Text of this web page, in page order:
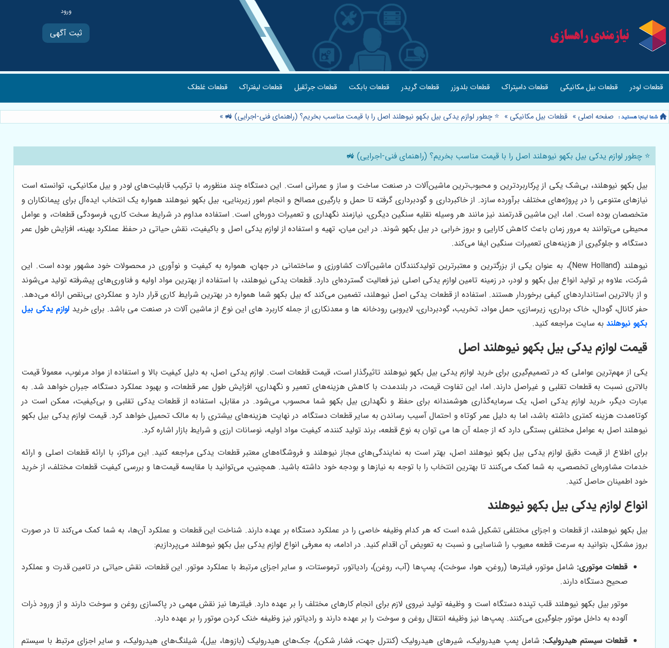
ثبت آگهی
قطعات لودر قطعات بیل مکانیکی قطعات دامپتراک قطعات بلدوزر قطعات گریدر قطعات بابکت قطعات جرثقیل قطعات لیفتراک قطعات غلطک
صفحه اصلی » قطعات بیل مکانیکی » ⭐️ چطور لوازم یدکی بیل بکهو نیوهلند اصل را با قیمت مناسب بخریم؟ (راهنمای فنی-اجرایی) 🚜 »
⭐️ چطور لوازم یدکی بیل بکهو نیوهلند اصل را با قیمت مناسب بخریم؟ (راهنمای فنی-اجرایی) 🚜
بیل بکهو نیوهلند، بی‌شک یکی از پرکاربردترین و محبوب‌ترین ماشین‌آلات در صنعت ساخت و ساز و عمرانی است. این دستگاه چند منظوره، با ترکیب قابلیت‌های لودر و بیل مکانیکی، توانسته است
نیازهای متنوعی را در پروژه‌های مختلف برآورده سازد. از خاکبرداری و گودبرداری گرفته تا حمل و بارگیری مصالح و انجام امور زیربنایی، بیل بکهو نیوهلند همواره یک انتخاب ایده‌آل برای پیمانکاران و
متخصصان بوده است. اما، این ماشین قدرتمند نیز مانند هر وسیله نقلیه سنگین دیگری، نیازمند نگهداری و تعمیرات دوره‌ای است. استفاده مداوم در شرایط سخت کاری، فرسودگی قطعات، و عوامل
محیطی می‌توانند به مرور زمان باعث کاهش کارایی و بروز خرابی در بیل بکهو شوند. در این میان، تهیه و استفاده از لوازم یدکی اصل و باکیفیت، نقش حیاتی در حفظ عملکرد بهینه، افزایش طول عمر
دستگاه، و جلوگیری از هزینه‌های تعمیرات سنگین ایفا می‌کند.
نیوهلند (New Holland)، به عنوان یکی از بزرگترین و معتبرترین تولیدکنندگان ماشین‌آلات کشاورزی و ساختمانی در جهان، همواره به کیفیت و نوآوری در محصولات خود مشهور بوده است. این
شرکت، علاوه بر تولید انواع بیل بکهو و لودر، در زمینه تامین لوازم یدکی اصلی نیز فعالیت گسترده‌ای دارد. قطعات یدکی نیوهلند، با استفاده از بهترین مواد اولیه و فناوری‌های پیشرفته تولید می‌شوند
و از بالاترین استانداردهای کیفی برخوردار هستند. استفاده از قطعات یدکی اصل نیوهلند، تضمین می‌کند که بیل بکهو شما همواره در بهترین شرایط کاری قرار دارد و عملکردی بی‌نقص ارائه می‌دهد.
حفر کانال، گودال، خاک برداری، زیرسازی، حمل مواد، تخریب، گودبرداری، لایروبی رودخانه ها و معدنکاری از جمله کاربرد های این نوع از ماشین آلات در صنعت می باشد. برای خرید لوازم یدکی بیل
بکهو نیوهلند به سایت مراجعه کنید.
قیمت لوازم یدکی بیل بکهو نیوهلند اصل
یکی از مهم‌ترین عواملی که در تصمیم‌گیری برای خرید لوازم یدکی بیل بکهو نیوهلند تاثیرگذار است، قیمت قطعات است. لوازم یدکی اصل، به دلیل کیفیت بالا و استفاده از مواد مرغوب، معمولاً قیمت
بالاتری نسبت به قطعات تقلبی و غیراصل دارند. اما، این تفاوت قیمت، در بلندمدت با کاهش هزینه‌های تعمیر و نگهداری، افزایش طول عمر قطعات، و بهبود عملکرد دستگاه، جبران خواهد شد. به
عبارت دیگر، خرید لوازم یدکی اصل، یک سرمایه‌گذاری هوشمندانه برای حفظ و نگهداری بیل بکهو شما محسوب می‌شود. در مقابل، استفاده از قطعات یدکی تقلبی و بی‌کیفیت، ممکن است در
کوتاه‌مدت هزینه کمتری داشته باشد، اما به دلیل عمر کوتاه و احتمال آسیب رساندن به سایر قطعات دستگاه، در نهایت هزینه‌های بیشتری را به مالک تحمیل خواهد کرد. قیمت لوازم یدکی بیل بکهو
نیوهلند اصل به عوامل مختلفی بستگی دارد که از جمله آن ها می توان به نوع قطعه، برند تولید کننده، کیفیت مواد اولیه، نوسانات ارزی و شرایط بازار اشاره کرد.
برای اطلاع از قیمت دقیق لوازم یدکی بیل بکهو نیوهلند اصل، بهتر است به نمایندگی‌های مجاز نیوهلند و فروشگاه‌های معتبر قطعات یدکی مراجعه کنید. این مراکز، با ارائه قطعات اصلی و ارائه
خدمات مشاوره‌ای تخصصی، به شما کمک می‌کنند تا بهترین انتخاب را با توجه به نیازها و بودجه خود داشته باشید. همچنین، می‌توانید با مقایسه قیمت‌ها و بررسی کیفیت قطعات مختلف، از خرید
خود اطمینان حاصل کنید.
انواع لوازم یدکی بیل بکهو نیوهلند
بیل بکهو نیوهلند، از قطعات و اجزای مختلفی تشکیل شده است که هر کدام وظیفه خاصی را در عملکرد دستگاه بر عهده دارند. شناخت این قطعات و عملکرد آن‌ها، به شما کمک می‌کند تا در صورت
بروز مشکل، بتوانید به سرعت قطعه معیوب را شناسایی و نسبت به تعویض آن اقدام کنید. در ادامه، به معرفی انواع لوازم یدکی بیل بکهو نیوهلند می‌پردازیم:
قطعات موتوری: شامل موتور، فیلترها (روغن، هوا، سوخت)، پمپ‌ها (آب، روغن)، رادیاتور، ترموستات، و سایر اجزای مرتبط با عملکرد موتور. این قطعات، نقش حیاتی در تامین قدرت و عملکرد
صحیح دستگاه دارند.
موتور بیل بکهو نیوهلند قلب تپنده دستگاه است و وظیفه تولید نیروی لازم برای انجام کارهای مختلف را بر عهده دارد. فیلترها نیز نقش مهمی در پاکسازی روغن و سوخت دارند و از ورود ذرات
آلوده به داخل موتور جلوگیری می‌کنند. پمپ‌ها نیز وظیفه انتقال روغن و سوخت را بر عهده دارند و رادیاتور نیز وظیفه خنک کردن موتور را بر عهده دارد.
قطعات سیستم هیدرولیک: شامل پمپ هیدرولیک، شیرهای هیدرولیک (کنترل جهت، فشار شکن)، جک‌های هیدرولیک (بازوها، بیل)، شیلنگ‌های هیدرولیک، و سایر اجزای مرتبط با سیستم